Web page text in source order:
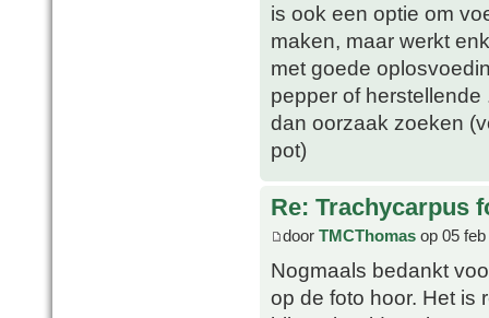
is ook een optie om
maken, maar werkt
met goede
pepper of herstellende
dan oorzaak zoeken
pot)
Re: Trachycarpus
door TMCThomas op 05
Nogmaals bedankt
op de foto hoor. Het is